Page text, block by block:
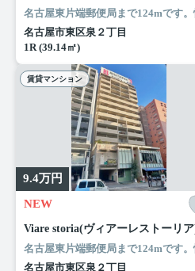
名古屋市東区泉２丁目
1R (39.14㎡)
賃貸マンション
9.4万円
NEW
Viare storia(ヴィアーレストーリ
名古屋市東区泉２丁目